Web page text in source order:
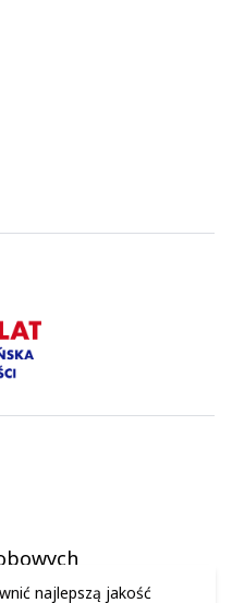
najlepszą jakość